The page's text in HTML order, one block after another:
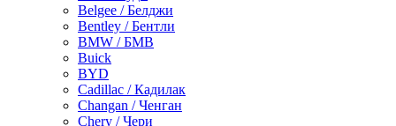
Belgee / Белджи
Bentley / Бентли
BMW / БМВ
Buick
BYD
Cadillac / Кадилак
Changan / Ченган
Chery / Чери